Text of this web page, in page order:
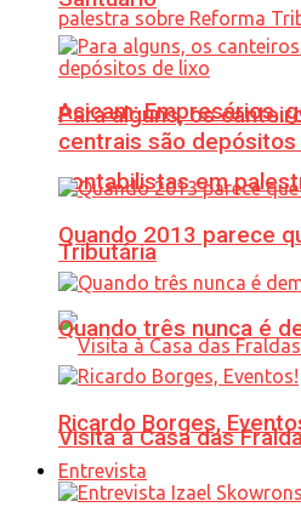
Acicam: Empresários,
contabilistas em
Tributária
Visita à Casa das
Para alguns, os
centrais são depósitos
Quando 2013 parece
Quando três nunca é
Ricardo Borges,
Entrevista